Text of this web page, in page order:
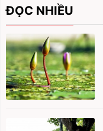
ĐỌC NHIỀU